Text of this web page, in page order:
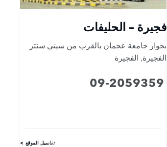
فجيرة - الحليفات
بجوار جامعة عجمان بالقرب من سيتي سنتر
الفجيرة, الفجيرة
09-2059359
تفاصيل الموقع